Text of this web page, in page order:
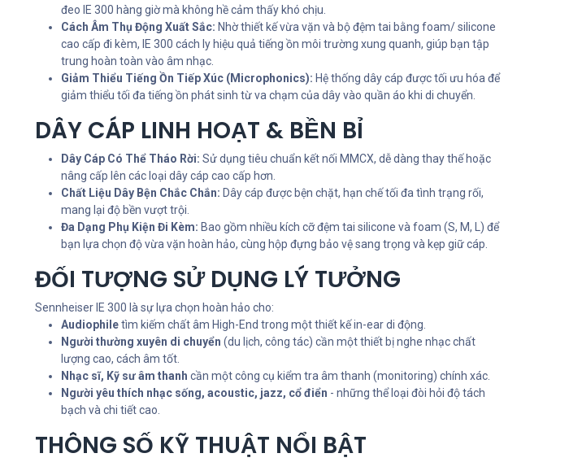
đeo IE 300 hàng giờ mà không hề cảm thấy khó chịu.
Cách Âm Thụ Động Xuất Sắc: Nhờ thiết kế vừa vặn và bộ đệm tai bằng foam/ silicone
cao cấp đi kèm, IE 300 cách ly hiệu quả tiếng ồn môi trường xung quanh, giúp bạn tập
trung hoàn toàn vào âm nhạc.
Giảm Thiểu Tiếng Ồn Tiếp Xúc (Microphonics): Hệ thống dây cáp được tối ưu hóa để
giảm thiểu tối đa tiếng ồn phát sinh từ va chạm của dây vào quần áo khi di chuyển.
DÂY CÁP LINH HOẠT & BỀN BỈ
Dây Cáp Có Thể Tháo Rời: Sử dụng tiêu chuẩn kết nối MMCX, dễ dàng thay thế hoặc
nâng cấp lên các loại dây cáp cao cấp hơn.
Chất Liệu Dây Bện Chắc Chắn: Dây cáp được bện chặt, hạn chế tối đa tình trạng rối,
mang lại độ bền vượt trội.
Đa Dạng Phụ Kiện Đi Kèm: Bao gồm nhiều kích cỡ đệm tai silicone và foam (S, M, L) để
bạn lựa chọn độ vừa vặn hoàn hảo, cùng hộp đựng bảo vệ sang trọng và kẹp giữ cáp.
ĐỐI TƯỢNG SỬ DỤNG LÝ TƯỞNG
Sennheiser IE 300 là sự lựa chọn hoàn hảo cho:
Audiophiletìm kiếm chất âm High-End trong một thiết kế in-ear di động.
Người thường xuyên di chuyển (du lịch, công tác) cần một thiết bị nghe nhạc chất
lượng cao, cách âm tốt.
Nhạc sĩ, Kỹ sư âm thanh cần một công cụ kiểm tra âm thanh (monitoring) chính xác.
Người yêu thích nhạc sống, acoustic, jazz, cổ điển - những thể loại đòi hỏi độ tách
bạch và chi tiết cao.
THÔNG SỐ KỸ THUẬT NỔI BẬT